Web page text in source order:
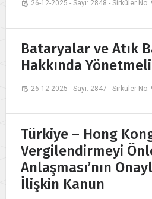
26-12-2025 - Sayı: 2848 - Sirküler No:
Bataryalar ve Atık
Hakkında
26-12-2025 - Sayı: 2847 - Sirküler No:
Türkiye – Hong
Vergilendirmeyi
Anlaşması’nın
İlişkin Kanun